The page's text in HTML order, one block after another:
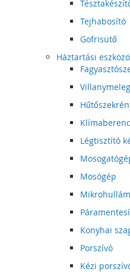
Tejhabosító
Gofrisütő
Háztartási
Légtisztító
Mosógép
Konyhai
Porszívó
Kézi